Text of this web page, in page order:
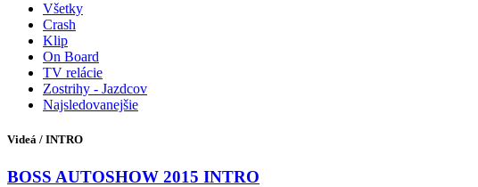
Všetky
Crash
Klip
On Board
TV relácie
Zostrihy - Jazdcov
Najsledovanejšie
Videá / INTRO
BOSS AUTOSHOW 2015 INTRO